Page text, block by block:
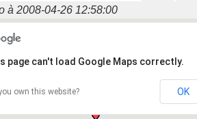
à 2008-04-26 12:58:00
page can't load Google Maps correctly.
own this website? OK